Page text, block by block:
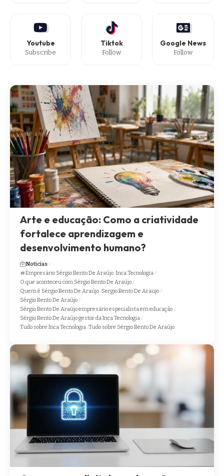
Youtube
Subscribe
Tiktok
Follow
Google News
Follow
Arte e educação: Como a criatividade
fortalece aprendizagem e
desenvolvimento humano?
Noticias
Empresário Sérgio Bento De Araújo Inca Tecnologia
O que aconteceu com Sérgio Bento De Araújo
Quem é Sérgio Bento De Araújo Sergio Bento De Araujo
Sérgio Bento De Araújo
Sérgio Bento De Araújo empresário especialista em educação
Sérgio Bento De Araújo gestor da Inca Tecnologia
Tudo sobre Inca Tecnologia Tudo sobre Sérgio Bento De Araújo